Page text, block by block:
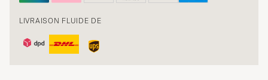
LIVRAISON FLUIDE DE